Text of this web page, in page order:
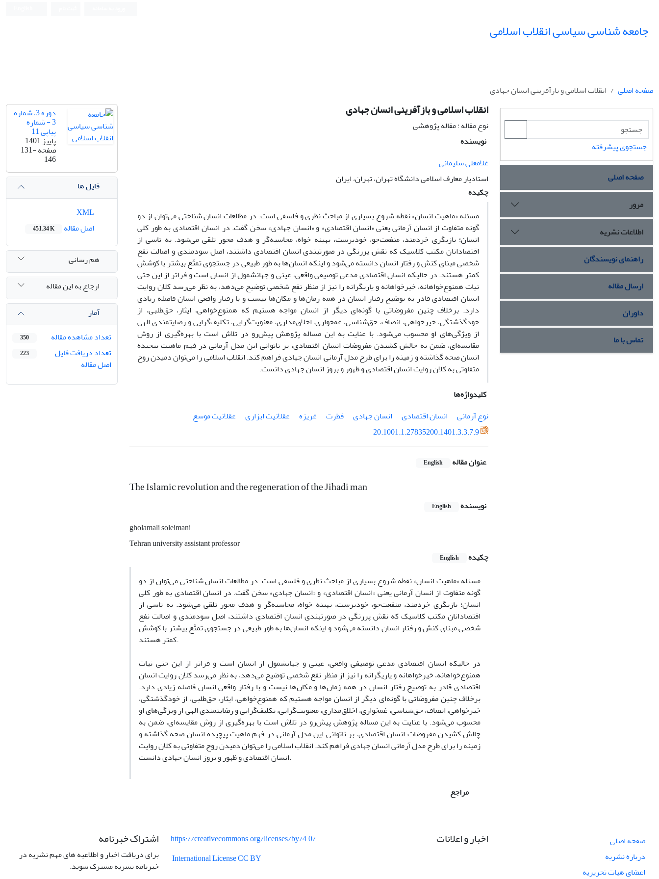
جامعه شناسی سیاسی انقلاب اسلامی
صفحه اصلی انقلاب اسلامی و بازآفرینی انسان جهادی
انقلاب اسلامی و بازآفرینی انسان جهادی
نوع مقاله : مقاله پژوهشی
نویسنده
غلامعلی سلیمانی
استادیار معارف اسلامی دانشگاه تهران، تهران، ایران
چکیده
مسئله «ماهیت انسان» نقطه شروع بسیاری از مباحث نظری و فلسفی است. در مطالعات انسان شناختی می‌توان از دو
گونه متفاوت از انسان آرمانی یعنی «انسان اقتصادی» و «انسان جهادی» سخن گفت. در انسان اقتصادی به طور کلی
انسان؛ بازیگری خردمند، منفعت‌جو، خودپرست، بهینه خواه، محاسبه‌گر و هدف محور تلقی می‌شود. به تاسی از
اقتصادانان مکتب کلاسیک که نقش پررنگی در صورتبندی انسان اقتصادی داشتند، اصل سودمندی و اصالت نفع
شخصی مبنای کنش و رفتار انسان دانسته می‌شود و اینکه انسان‌ها به‌ طور طبیعی در جستجوی تمتّع بیشتر با کوشش
کمتر هستند. در حالیکه انسان اقتصادی مدعی توصیفی واقعی، عینی و جهانشمول از انسان است و فراتر از این حتی
نیات همنوع‌خواهانه، خیرخواهانه و یاریگرانه را نیز از منظر نفع شخصی توضیح می‌دهد، به نظر می‌رسد کلان روایت
انسان اقتصادی قادر به توضیح رفتار انسان در همه زمان‌ها و مکان‌ها نیست و با رفتار واقعی انسان فاصله زیادی
دارد. برخلاف چنین مفروضاتی با گونه‌ای دیگر از انسان مواجه هستیم که همنوع‌خواهی، ایثار، حق‌طلبی، از
خودگذشتگی، خیرخواهی، انصاف، حق‌شناسی، غمخواری، اخلاق‌مداری، معنویت‌گرایی، تکلیف‌گرایی و رضایتمندی الهی
از ویژگی‌های او محسوب می‌شود. با عنایت به این مساله پژوهش پیش‌رو در تلاش است با بهره‌گیری از روش
مقایسه‌ای، ضمن به چالش کشیدن مفروضات انسان اقتصادی، بر ناتوانی این مدل آرمانی در فهم ماهیت پیچیده
انسان صحه گذاشته و زمینه را برای طرح مدل آرمانی انسان جهادی فراهم کند. انقلاب اسلامی را می‌توان دمیدن روح
متفاوتی به کلان روایت انسان اقتصادی و ظهور و بروز انسان جهادی دانست.
کلیدواژه‌ها
نوع آرمانی
انسان اقتصادی انسان جهادی فطرت غریزه عقلانیت ابزاری
عقلانیت موسع
20.1001.1.27835200.1401.3.3.7.9
عنوان مقاله English
The Islamic revolution and the regeneration of the Jihadi man
نویسنده English
gholamali soleimani
Tehran university assistant professor
چکیده
English
مسئله «ماهیت انسان» نقطه شروع بسیاری از مباحث نظری و فلسفی است. در مطالعات انسان شناختی می‌توان از دو
گونه متفاوت از انسان آرمانی یعنی «انسان اقتصادی» و «انسان جهادی» سخن گفت. در انسان اقتصادی به طور کلی
انسان؛ بازیگری خردمند، منفعت‌جو، خودپرست، بهینه خواه، محاسبه‌گر و هدف محور تلقی می‌شود. به تاسی از
اقتصادانان مکتب کلاسیک که نقش پررنگی در صورتبندی انسان اقتصادی داشتند، اصل سودمندی و اصالت نفع
شخصی مبنای کنش و رفتار انسان دانسته می‌شود و اینکه انسان‌ها به‌ طور طبیعی در جستجوی تمتّع بیشتر با کوشش
کمتر هستند.
در حالیکه انسان اقتصادی مدعی توصیفی واقعی، عینی و جهانشمول از انسان است و فراتر از این حتی نیات
همنوع‌خواهانه، خیرخواهانه و یاریگرانه را نیز از منظر نفع شخصی توضیح می‌دهد، به نظر می‌رسد کلان روایت انسان
اقتصادی قادر به توضیح رفتار انسان در همه زمان‌ها و مکان‌ها نیست و با رفتار واقعی انسان فاصله زیادی دارد.
برخلاف چنین مفروضاتی با گونه‌ای دیگر از انسان مواجه هستیم که همنوع‌خواهی، ایثار، حق‌طلبی، از خودگذشتگی،
خیرخواهی، انصاف، حق‌شناسی، غمخواری، اخلاق‌مداری، معنویت‌گرایی، تکلیف‌گرایی و رضایتمندی الهی از ویژگی‌های او
محسوب می‌شود. با عنایت به این مساله پژوهش پیش‌رو در تلاش است با بهره‌گیری از روش مقایسه‌ای، ضمن به
چالش کشیدن مفروضات انسان اقتصادی، بر ناتوانی این مدل آرمانی در فهم ماهیت پیچیده انسان صحه گذاشته و
زمینه را برای طرح مدل آرمانی انسان جهادی فراهم کند. انقلاب اسلامی را می‌توان دمیدن روح متفاوتی به کلان روایت
انسان اقتصادی و ظهور و بروز انسان جهادی دانست.
مراجع
دوره 3، شماره
3 - شماره
پیاپی 11
پاییز 1401
صفحه131-
146
فایل ها
اصل مقاله
451.34 K
هم رسانی
ارجاع به این مقاله
آمار
تعداد مشاهده مقاله
350
تعداد دریافت فایل
اصل مقاله
223
جستجوی پیشرفته
صفحه اصلی
مرور
اطلاعات نشریه
راهنمای نویسندگان
ارسال مقاله
داوران
تماس با ما
صفحه اصلی
درباره نشریه
اعضای هیات تحریریه
اخبار و اعلانات
https://creativecommons.org/licenses/by/4.0/
International License CC BY
اشتراک خبرنامه
برای دریافت اخبار و اطلاعیه های مهم نشریه در
خبرنامه نشریه مشترک شوید.